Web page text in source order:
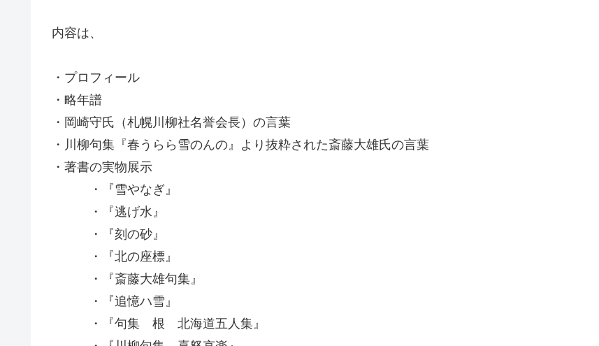
内容は、
・プロフィール
・略年譜
・岡崎守氏（札幌川柳社名誉会長）の言葉
・川柳句集『春うらら雪のんの』より抜粋された斎藤大雄氏の言葉
・著書の実物展示
・『雪やなぎ』
・『逃げ水』
・『刻の砂』
・『北の座標』
・『斎藤大雄句集』
・『追憶ハ雪』
・『句集 根 北海道五人集』